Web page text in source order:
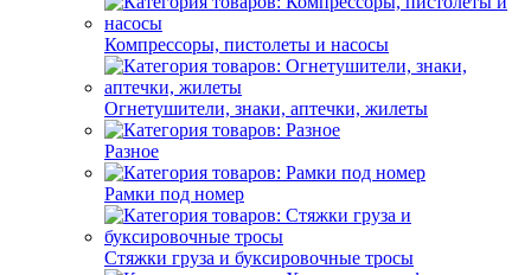
Компрессоры, пистолеты и насосы
Огнетушители, знаки, аптечки, жилеты
Разное
Рамки под номер
Стяжки груза и буксировочные тросы